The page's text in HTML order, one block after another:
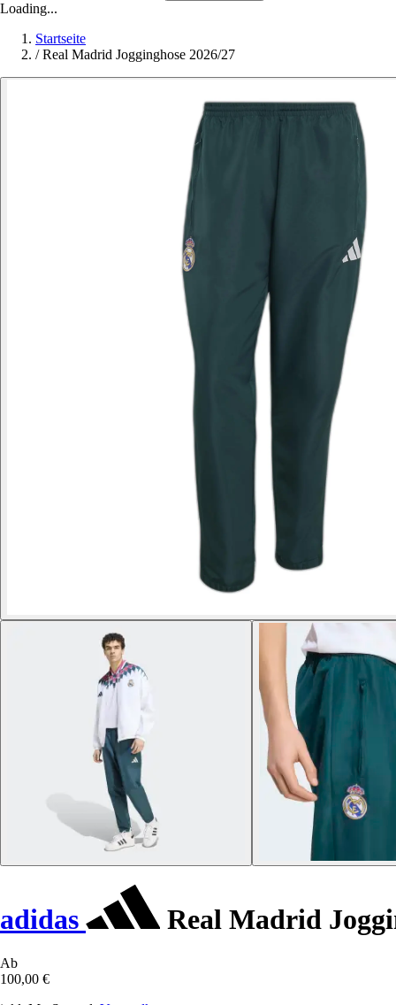
Loading...
Startseite
/ Real Madrid Jogginghose 2026/27
adidas Real Madrid
Ab
100,00 €